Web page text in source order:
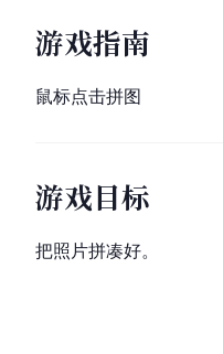
游戏指南
鼠标点击拼图
游戏目标
把照片拼凑好。